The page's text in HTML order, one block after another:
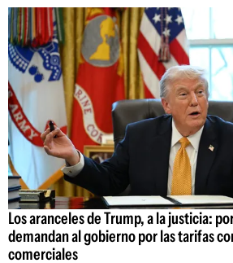
Los aranceles de Trump, a la justicia:
demandan al gobierno por las tarifas
comerciales